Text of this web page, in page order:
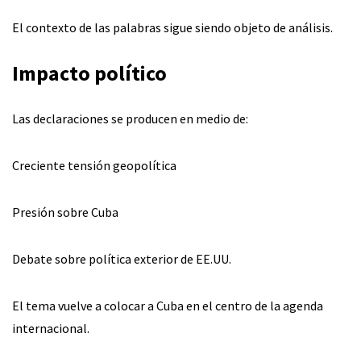
El contexto de las palabras sigue siendo objeto de análisis.
Impacto político
Las declaraciones se producen en medio de:
Creciente tensión geopolítica
Presión sobre Cuba
Debate sobre política exterior de EE.UU.
El tema vuelve a colocar a Cuba en el centro de la agenda
internacional.